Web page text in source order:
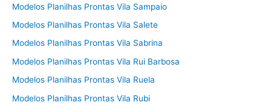
Modelos Planilhas Prontas Vila Sampaio
Modelos Planilhas Prontas Vila Salete
Modelos Planilhas Prontas Vila Sabrina
Modelos Planilhas Prontas Vila Rui Barbosa
Modelos Planilhas Prontas Vila Ruela
Modelos Planilhas Prontas Vila Rubi